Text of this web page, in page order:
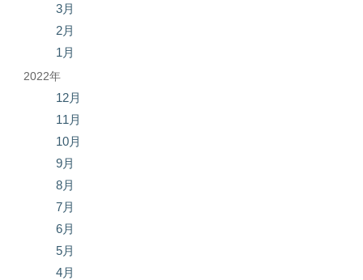
3月
2月
1月
2022年
12月
11月
10月
9月
8月
7月
6月
5月
4月